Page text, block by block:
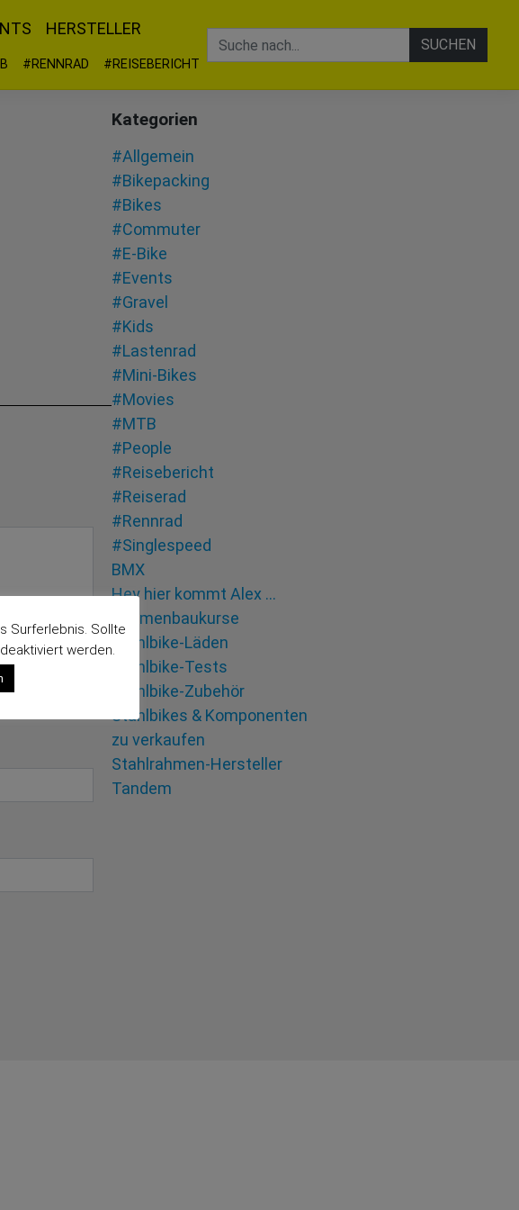
SUCHEN
HERSTELLER
#RENNRAD #REISEBERICHT
Kategorien
#Allgemein
#Bikepacking
#Bikes
#Commuter
#E-Bike
#Events
#Gravel
#Kids
#Lastenrad
#Mini-Bikes
#Movies
#MTB
#People
#Reisebericht
#Reiserad
#Rennrad
#Singlespeed
BMX
Hey hier kommt Alex …
Rahmenbaukurse
Stahlbike-Läden
Stahlbike-Tests
Stahlbike-Zubehör
Stahlbikes & Komponenten
zu verkaufen
Stahlrahmen-Hersteller
Tandem
Surferlebnis. Sollte
werden.